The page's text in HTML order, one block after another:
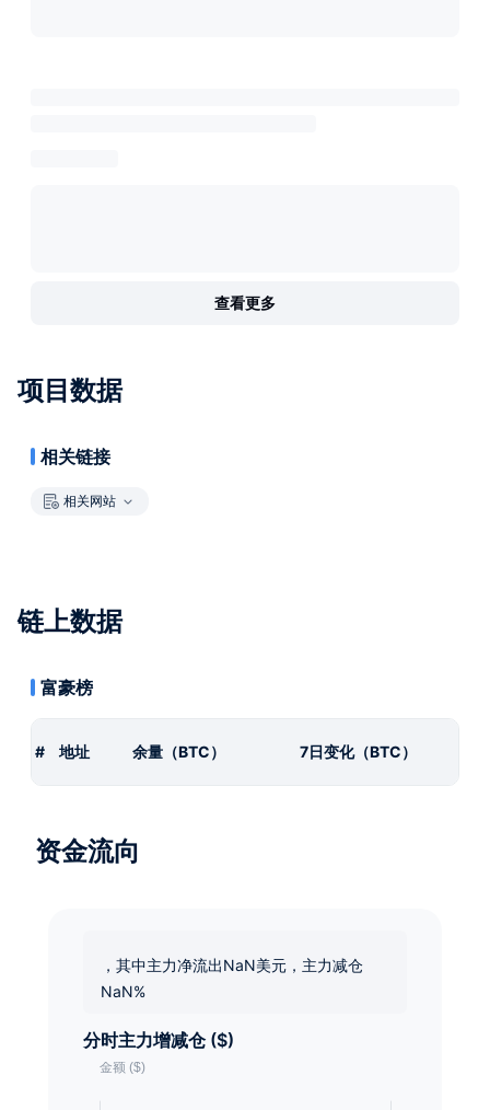
查看更多
项目数据
相关链接
相关网站
链上数据
富豪榜
# 地址 余量（BTC） 7日变化（BTC）
资金流向
，其中主力净流出NaN美元，主力减仓
NaN%
分时主力增减仓 ($)